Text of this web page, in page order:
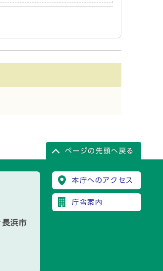
ページの先頭へ戻る
本庁へのアクセス
庁舎案内